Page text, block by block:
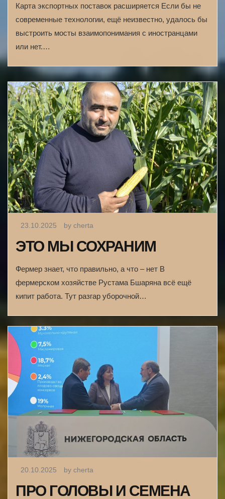
Карта экспортных поставок расширяется Если бы не
современные технологии, ещё неизвестно, удалось бы
выстроить мосты взаимопонимания с иностранцами
или нет.…
23.10.2025 by cherta
ЭТО МЫ СОХРАНИМ
Фермер знает, что правильно, а что – нет В
фермерском хозяйстве Рустама Бшаряна всё ещё
кипит работа. Тут разгар уборочной…
20.10.2025 by cherta
ПРО ГОЛОВЫ И СЕМЕНА